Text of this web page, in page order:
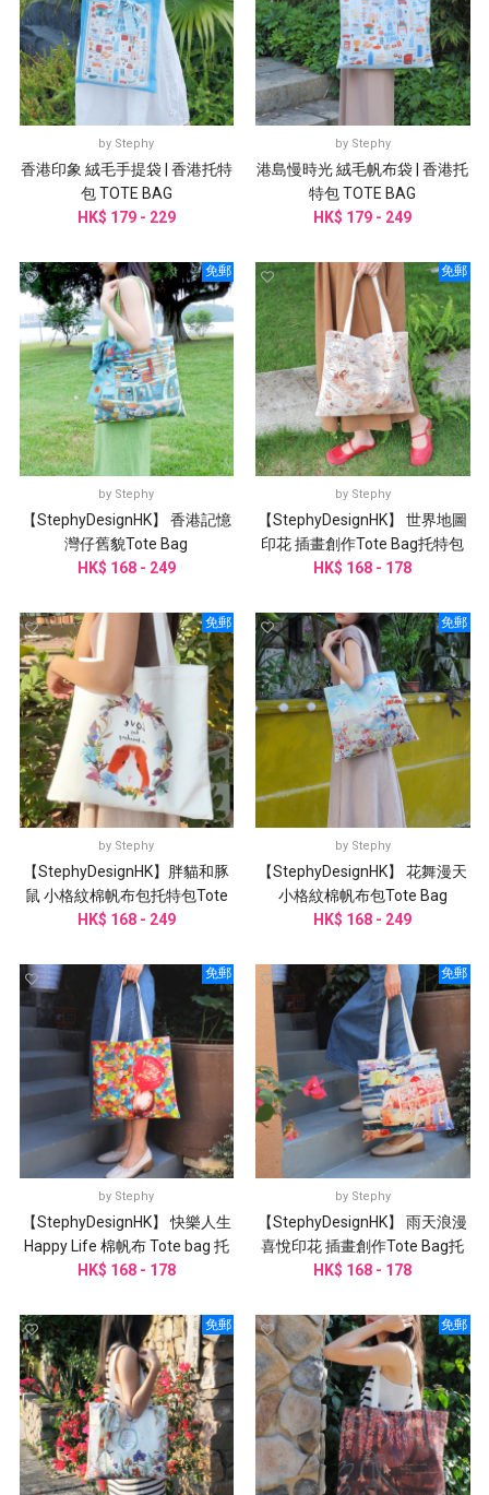
by Stephy
香港印象 絨毛手提袋 | 香港托特
包 TOTE BAG
HK$ 179 - 229
by Stephy
港島慢時光 絨毛帆布袋 | 香港托
特包 TOTE BAG
HK$ 179 - 249
免郵
by Stephy
【StephyDesignHK】 香港記憶
灣仔舊貌Tote Bag
HK$ 168 - 249
免郵
by Stephy
【StephyDesignHK】 世界地圖
印花 插畫創作Tote Bag托特包
HK$ 168 - 178
免郵
by Stephy
【StephyDesignHK】胖貓和豚
鼠 小格紋棉帆布包托特包Tote
Bag
HK$ 168 - 249
免郵
by Stephy
【StephyDesignHK】 花舞漫天
小格紋棉帆布包Tote Bag
HK$ 168 - 249
免郵
by Stephy
【StephyDesignHK】 快樂人生
Happy Life 棉帆布 Tote bag 托
特包插畫
HK$ 168 - 178
免郵
by Stephy
【StephyDesignHK】 雨天浪漫
喜悅印花 插畫創作Tote Bag托
特包
HK$ 168 - 178
免郵 免郵